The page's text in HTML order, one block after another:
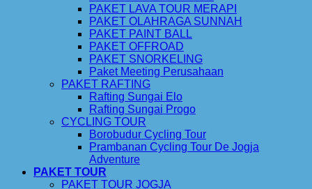
PAKET LAVA TOUR MERAPI
PAKET OLAHRAGA SUNNAH
PAKET PAINT BALL
PAKET OFFROAD
PAKET SNORKELING
Paket Meeting Perusahaan
PAKET RAFTING
Rafting Sungai Elo
Rafting Sungai Progo
CYCLING TOUR
Borobudur Cycling Tour
Prambanan Cycling Tour De Jogja
Adventure
PAKET TOUR
PAKET TOUR JOGJA